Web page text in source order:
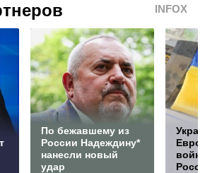
INFOX
По бежавшему из
России Надеждину*
нанесли новый
удар